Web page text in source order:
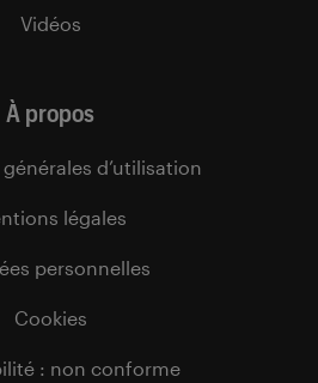
Vidéos
À propos
d’utilisation
légales
personnelles
Cookies
: non conforme